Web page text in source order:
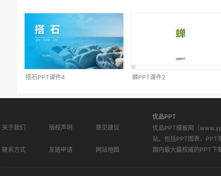
搭石PPT课件4 蝉PPT课件2
关于我们 版权声明 意见建议
联系方式 友链申请 网站地图
优品PPT
优品PPT模板网（
站。包括PPT图表、PPT
国内最大最权威的PPT下